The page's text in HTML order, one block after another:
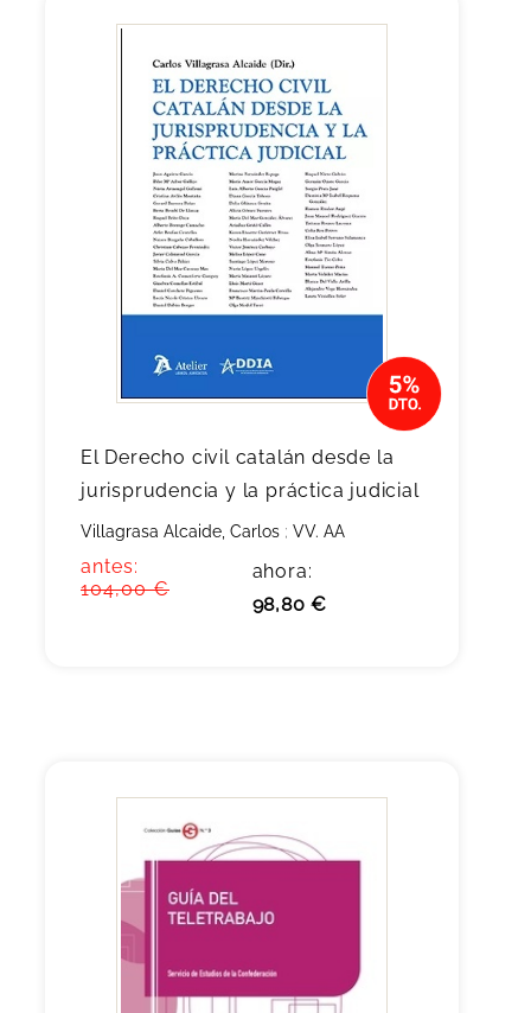
El Derecho civil catalán desde la
jurisprudencia y la práctica judicial
Villagrasa Alcaide, Carlos ; VV. AA
antes:
104,00 €
ahora:
98,80 €